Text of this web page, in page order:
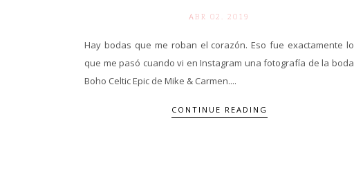
ABR 02. 2019
Hay bodas que me roban el corazón. Eso fue exactamente lo
que me pasó cuando vi en Instagram una fotografía de la boda
Boho Celtic Epic de Mike & Carmen....
CONTINUE READING